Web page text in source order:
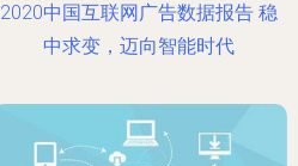
2020中国互联网广告数据报告 稳
中求变，迈向智能时代